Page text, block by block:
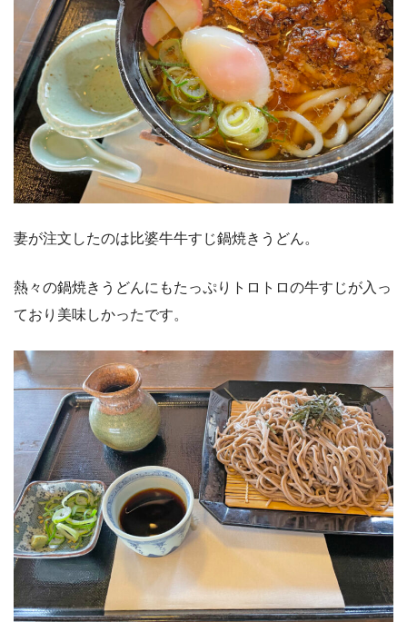
妻が注文したのは比婆牛牛すじ鍋焼きうどん。
熱々の鍋焼きうどんにもたっぷりトロトロの牛すじが入っ
ており美味しかったです。